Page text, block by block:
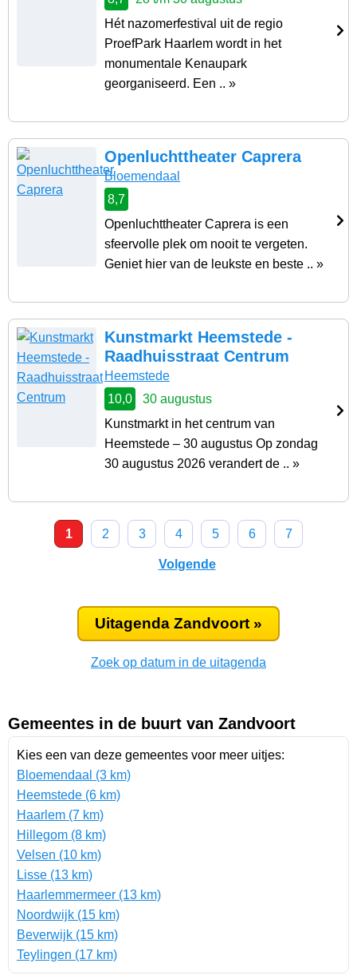
Hét nazomerfestival uit de regio
ProefPark Haarlem wordt in het
monumentale Kenaupark
georganiseerd. Een .. »
Openluchttheater Caprera
Bloemendaal
8,7
Openluchttheater Caprera is een
sfeervolle plek om nooit te vergeten.
Geniet hier van de leukste en beste .. »
Kunstmarkt Heemstede -
Raadhuisstraat Centrum
Heemstede
10,0
30 augustus
Kunstmarkt in het centrum van
Heemstede – 30 augustus Op zondag
30 augustus 2026 verandert de .. »
1 2 3 4 5 6 7
Volgende
Uitagenda Zandvoort »
Zoek op datum in de uitagenda
Gemeentes in de buurt van Zandvoort
Kies een van deze gemeentes voor meer uitjes:
Bloemendaal (3 km)
Heemstede (6 km)
Haarlem (7 km)
Hillegom (8 km)
Velsen (10 km)
Lisse (13 km)
Haarlemmermeer (13 km)
Noordwijk (15 km)
Beverwijk (15 km)
Teylingen (17 km)